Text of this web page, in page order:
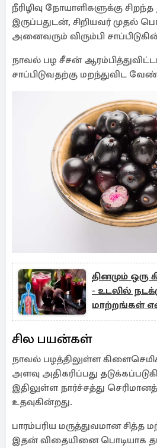
நீரிழிவு நோயாளிகளுக்கு
இருப்பதுடன், சிறியவர் முதல்
அனைவரும் விரும்பி
நாவல் பழ சீசன்
சாப்பிடுவதற்கு மறந்துவிட
தினமும் ஒரு
- உடலில்
மாற்றங்கள்
சில பயன்கள்
நாவல் பழத்திலுள்ள
அளவு அதிகரிப்பது
இதிலுள்ள நார்ச்சத்து
உதவுகின்றது.
பாரம்பரிய மருத்துவமான சித்த
இதன் விதையினை பொடியாக